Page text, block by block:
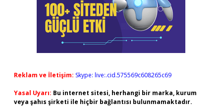
Reklam ve İletişim: Skype: live:.cid.575569c608265c69
Yasal Uyarı: Bu internet sitesi, herhangi bir marka, kurum
veya şahıs şirketi ile hiçbir bağlantısı bulunmamaktadır.